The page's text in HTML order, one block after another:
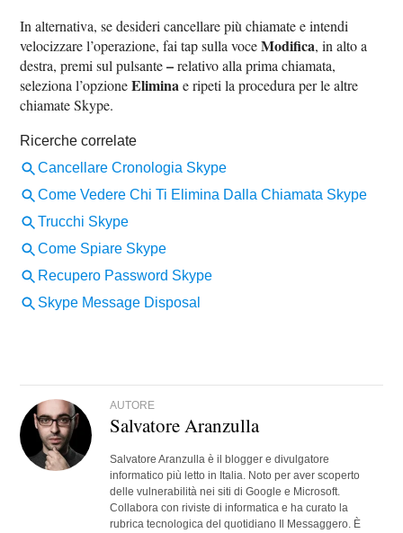
In alternativa, se desideri cancellare più chiamate e intendi
velocizzare l’operazione, fai tap sulla voceModifica, in alto a
destra, premi sul pulsante–relativo alla prima chiamata,
seleziona l’opzioneEliminae ripeti la procedura per le altre
chiamate Skype.
AUTORE
Salvatore Aranzulla
Salvatore Aranzulla è il blogger e divulgatore
informatico più letto in Italia. Noto per aver scoperto
delle vulnerabilità nei siti di Google e Microsoft.
Collabora con riviste di informatica e ha curato la
rubrica tecnologica del quotidiano Il Messaggero. È